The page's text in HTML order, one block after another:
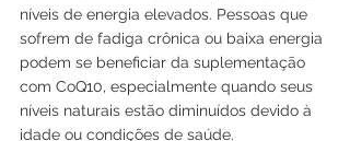
níveis de energia elevados. Pessoas que
sofrem de fadiga crônica ou baixa energia
podem se beneficiar da suplementação
com CoQ10, especialmente quando seus
níveis naturais estão diminuídos devido à
idade ou condições de saúde.